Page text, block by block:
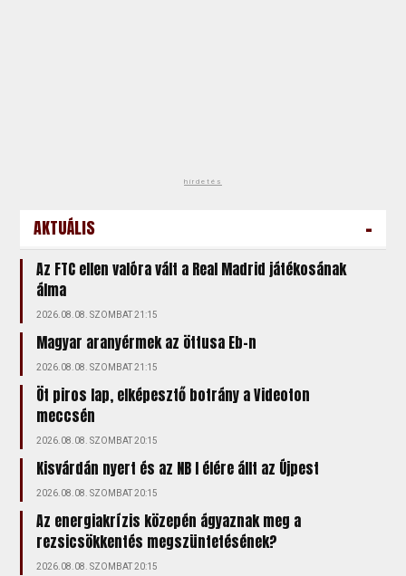
hirdetés
AKTUÁLIS -
Az FTC ellen valóra vált a Real Madrid játékosának
álma
2026.08.08. SZOMBAT 21:15
Magyar aranyérmek az öttusa Eb-n
2026.08.08. SZOMBAT 21:15
Öt piros lap, elképesztő botrány a Videoton
meccsén
2026.08.08. SZOMBAT 20:15
Kisvárdán nyert és az NB I élére állt az Újpest
2026.08.08. SZOMBAT 20:15
Az energiakrízis közepén ágyaznak meg a
rezsicsökkentés megszüntetésének?
2026.08.08. SZOMBAT 20:15